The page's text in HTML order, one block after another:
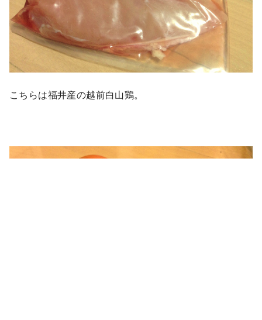
こちらは福井産の越前白山鶏。